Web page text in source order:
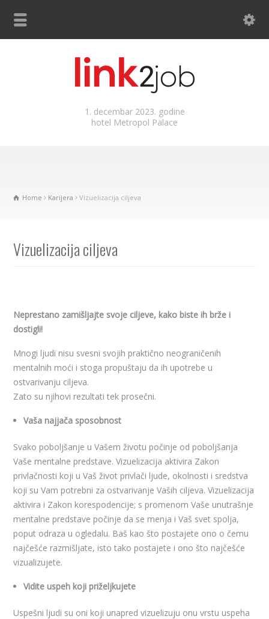
1. decembar 2023. godine
hotel Metropol Palace
Home Karijera Vizuelizacija ciljeva
Vizuelizacija ciljeva
Neprestano zamišljajte svoje ciljeve, kako biste ih brže i
dostigli!
Mnogi ljudi nisu svesni svojih praktično neograničenih
mentalnih moći i stoga propuštaju da ih upotrebe u
ostvarivanju ciljeva.
Zato su njihovi rezultati tek prosečni.
Vaša najjača sposobnost
Svako poboljšanje u Vašem životu počinje od poboljšanja
Vaše mentalne predstave. Vizuelizacija aktivira Zakon
privlačnosti koji u Vaš život privlači ljude, okolnosti i sredstva
koji su Vam potrebni za ostvarivanje Vaših ciljeva. Vizuelizacija
aktivira i Zakon korespodencije; s promenom Vaše unutrašnje
mentalne predstave počinje da se menja i Vaš svet spolja,
poput odraza u ogledalu. Baš kao što postajete ono o čemu
najčešće razmišljate, isto tako postajete i ono što najčešće
vizualizujete.
Vidite uspeh koji priželjkujete
Uspešni ljudi su oni koji unapred vizuelizuju onu vrstu uspeha